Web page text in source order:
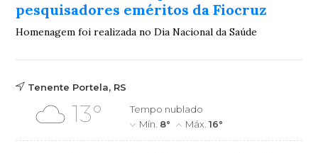
pesquisadores eméritos da Fiocruz
Homenagem foi realizada no Dia Nacional da Saúde
Tenente Portela, RS
13°
Tempo nublado
Mín. 8° Máx.16°